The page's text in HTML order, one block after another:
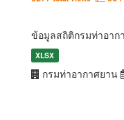
ข้อมูลสถิติกรมท่าอาก
XLSX
กรมท่าอากาศยาน